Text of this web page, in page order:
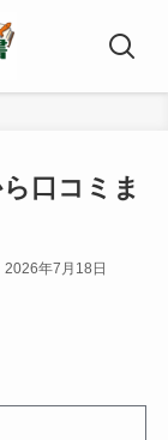
口コミま
2026年7月18日